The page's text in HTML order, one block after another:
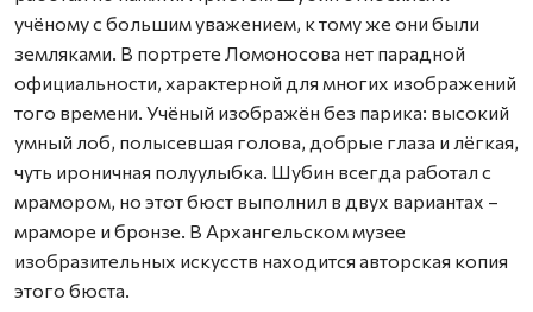
учёному с большим уважением, к тому же они были
земляками. В портрете Ломоносова нет парадной
официальности, характерной для многих изображений
того времени. Учёный изображён без парика: высокий
умный лоб, полысевшая голова, добрые глаза и лёгкая,
чуть ироничная полуулыбка. Шубин всегда работал с
мрамором, но этот бюст выполнил в двух вариантах –
мраморе и бронзе. В Архангельском музее
изобразительных искусств находится авторская копия
этого бюста.